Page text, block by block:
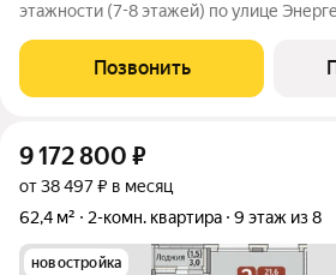
этажности (7-8 этажей) по улице
проекте дома отображены и учтены
строительные тенденции: Дом
Позвонить
9 172 800 ₽
от 38 497 ₽ в месяц
62,4 м²
2-комн. квартира 9 этаж из 8
новостройка